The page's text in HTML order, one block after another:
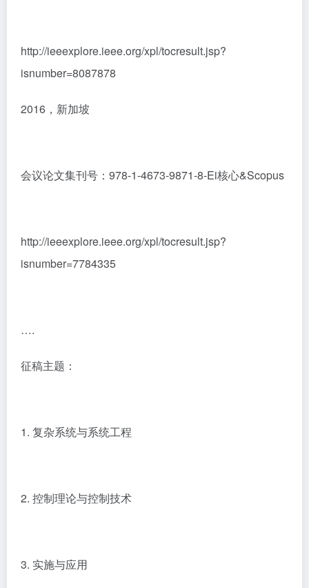
http://ieeexplore.ieee.org/xpl/tocresult.jsp?
isnumber=8087878
2016，新加坡
会议论文集刊号：978-1-4673-9871-8-Ei核心&Scopus
http://ieeexplore.ieee.org/xpl/tocresult.jsp?
isnumber=7784335
….
征稿主题：
1. 复杂系统与系统工程
2. 控制理论与控制技术
3. 实施与应用